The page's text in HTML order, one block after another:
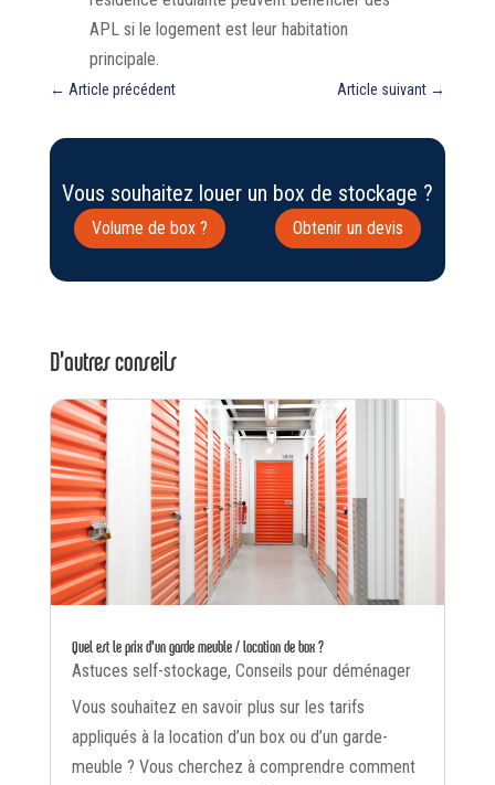
APL si le logement est leur habitation
principale.
← Article précédent Article suivant →
Vous souhaitez louer un box de stockage ?
Volume de box ? Obtenir un devis
D’autres conseils
Quel est le prix d’un garde meuble / location de box ?
Astuces self-stockage, Conseils pour déménager
Vous souhaitez en savoir plus sur les tarifs
appliqués à la location d’un box ou d’un garde-
meuble ? Vous cherchez à comprendre comment